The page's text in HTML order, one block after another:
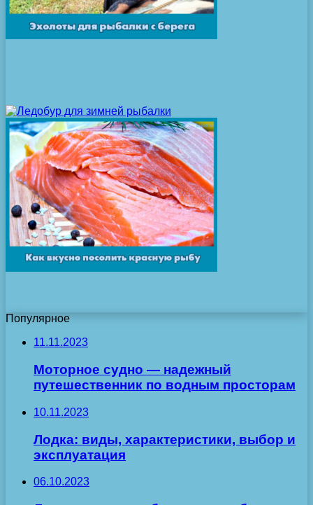
Популярное
11.11.2023
Моторное судно — надежный
путешественник по водным просторам
10.11.2023
Лодка: виды, характеристики, выбор и
эксплуатация
06.10.2023